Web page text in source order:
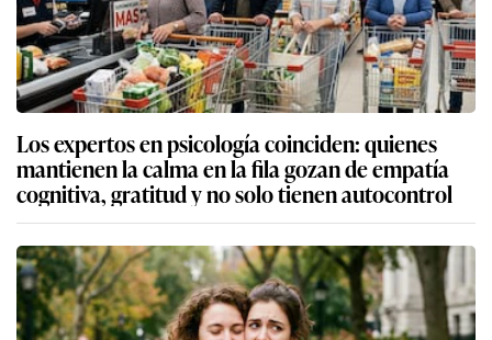
Los expertos en psicología coinciden: quienes
mantienen la calma en la fila gozan de empatía
cognitiva, gratitud y no solo tienen autocontrol